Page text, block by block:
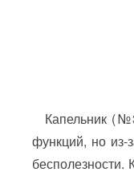
Капельник
функций, но из-
бесполезности.